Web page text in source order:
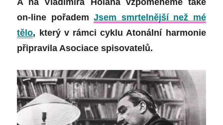
on-line pořademJsem smrtelnější než mé
tělo, který v rámci cyklu Atonální harmonie
připravila Asociace spisovatelů.